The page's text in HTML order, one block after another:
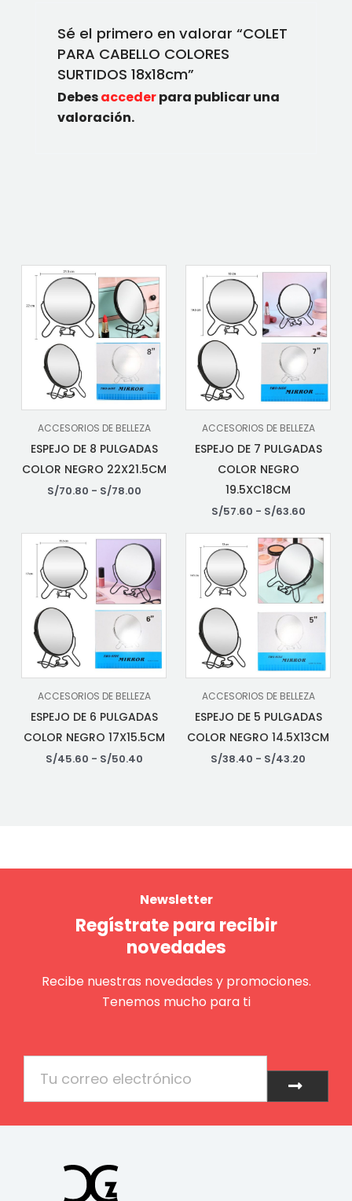
Sé el primero en valorar “COLET
PARA CABELLO COLORES
SURTIDOS 18x18cm”
Debesaccederpara publicar una
valoración.
ACCESORIOS DE BELLEZA
ESPEJO DE 8 PULGADAS
COLOR NEGRO 22X21.5CM
S/70.80 - S/78.00
ACCESORIOS DE BELLEZA
ESPEJO DE 7 PULGADAS
COLOR NEGRO
19.5XC18CM
S/57.60 - S/63.60
ACCESORIOS DE BELLEZA
ESPEJO DE 6 PULGADAS
COLOR NEGRO 17X15.5CM
S/45.60 - S/50.40
ACCESORIOS DE BELLEZA
ESPEJO DE 5 PULGADAS
COLOR NEGRO 14.5X13CM
S/38.40 - S/43.20
Newsletter
Regístrate para recibir
novedades
Recibe nuestras novedades y promociones.
Tenemos mucho para ti
Enviar